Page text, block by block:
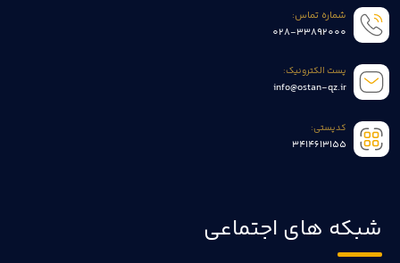
شماره تماس:
028-33892000
پست الکترونیک:
info@ostan-qz.ir
کدپستی:
3414613155
شبکه های اجتماعی